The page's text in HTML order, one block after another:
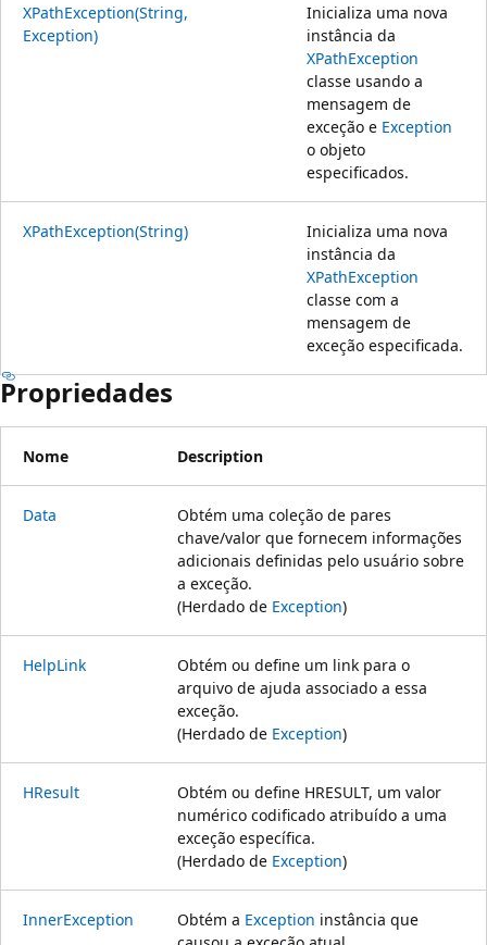
XPathException(String,
Exception)
Inicializa uma nova
instância da
XPathException
classe usando a
mensagem de
exceção e Exception
o objeto
especificados.
XPathException(String)
Inicializa uma nova
instância da
XPathException
classe com a
mensagem de
exceção especificada.
Propriedades
Nome Description
Data
Obtém uma coleção de pares
chave/valor que fornecem informações
adicionais definidas pelo usuário sobre
a exceção.
(Herdado de Exception)
HelpLink
Obtém ou define um link para o
arquivo de ajuda associado a essa
exceção.
(Herdado de Exception)
HResult
Obtém ou define HRESULT, um valor
numérico codificado atribuído a uma
exceção específica.
(Herdado de Exception)
InnerException Obtém a Exception instância que